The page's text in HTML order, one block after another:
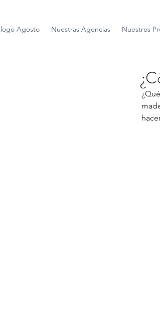
Agosto Nuestras Agencias Nuestros